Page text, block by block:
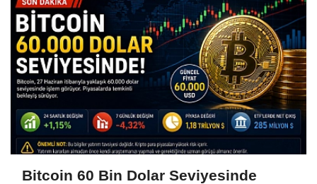
Bitcoin 60 Bin Dolar Seviyesinde